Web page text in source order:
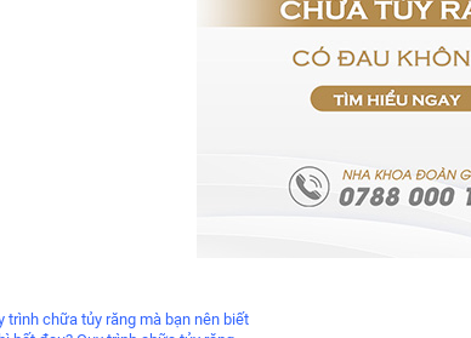
trình chữa tủy răng mà bạn nên biết